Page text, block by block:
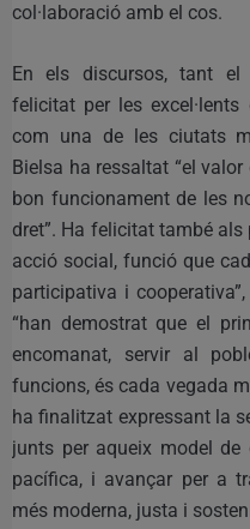
col·laboració amb el cos.
En els discursos, tant el
felicitat per les
com una de les ciutats
Bielsa ha ressaltat “el
bon funcionament de les
dret”. Ha felicitat també
acció social, funció que
participativa i
“han demostrat que el
encomanat, servir al
funcions, és cada vegada
ha finalitzat expressant la
junts per aqueix model de
pacífica, i avançar per a
més moderna, justa i